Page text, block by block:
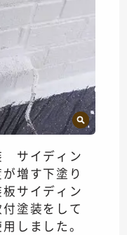
サイディン
増す下塗り
サイディン
塗装をして
しました。